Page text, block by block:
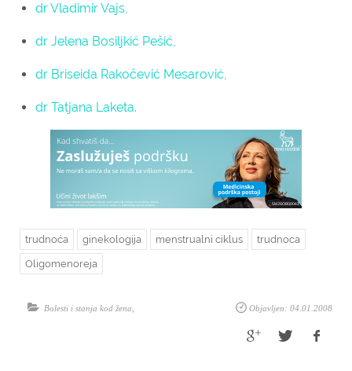
dr Vladimir Vajs,
dr Jelena Bosiljkić Pešić,
dr Briseida Rakočević Mesarović,
dr Tatjana Laketa.
trudnoća ginekologija menstrualni ciklus trudnoca
Oligomenoreja
Objavljen: 04.01.2008
Bolesti i stanja kod žena